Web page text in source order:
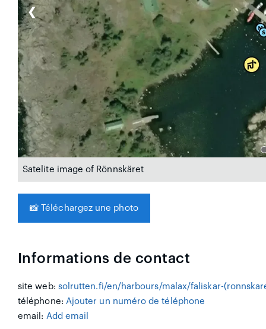
❮
Satelite image of Rönnskäret
📸 Téléchargez une photo
Informations de contact
site web: solrutten.fi/en/harbours/malax/faliskar-
téléphone: Ajouter un numéro de téléphone
email: Add email